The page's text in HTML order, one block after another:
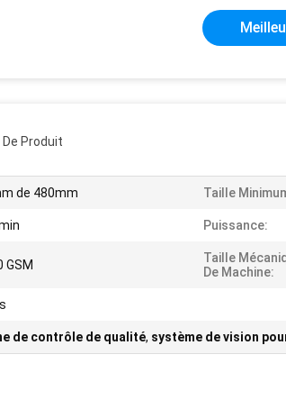
Produit
de 480mm Taille
Puissance:
GSM
Taille
De Machine:
de contrôle de qualité, système de vision